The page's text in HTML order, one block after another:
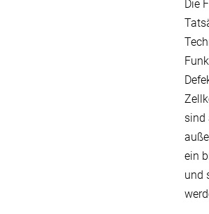
Die
sind
ein
und